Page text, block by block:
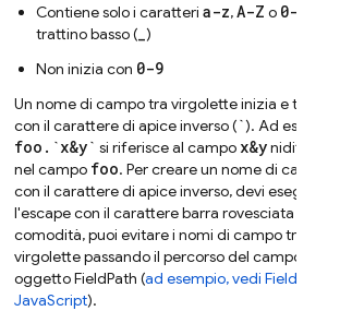
Contiene solo i caratteri a-z,A-Z o 0-9
trattino basso (_)
Non inizia con 0-9
Un nome di campo tra virgolette inizia e
con il carattere di apice inverso (`). Ad
foo . `x&y` si riferisce al campo x&ynidificato
nel campo foo. Per creare un nome di campo
con il carattere di apice inverso, devi eseguirne
l'escape con il carattere barra rovesciata (
comodità, puoi evitare i nomi di campo tra
virgolette passando il percorso del campo
oggetto FieldPath (ad esempio, vedi FieldPath
JavaScript).